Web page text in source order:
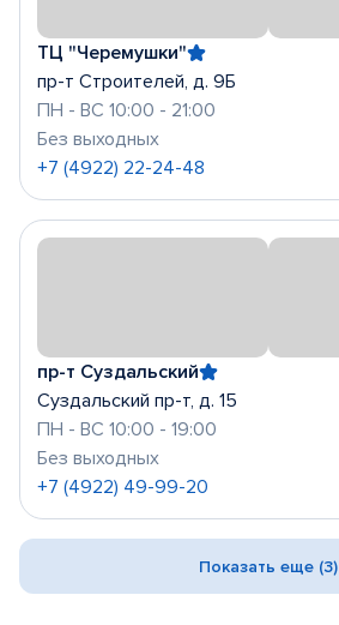
ТЦ "Черемушки"
пр-т Строителей, д. 9Б
ПН - ВС 10:00 - 21:00
Без выходных
+7 (4922) 22-24-48
пр-т Суздальский
Суздальский пр-т, д. 15
ПН - ВС 10:00 - 19:00
Без выходных
+7 (4922) 49-99-20
Показать еще (3)